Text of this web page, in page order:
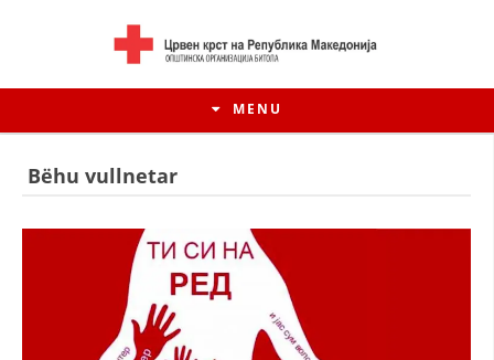
MENU
Bëhu vullnetar